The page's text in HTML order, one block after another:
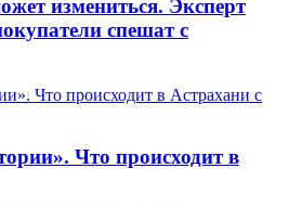
измениться. Эксперт
спешат с
Что происходит в